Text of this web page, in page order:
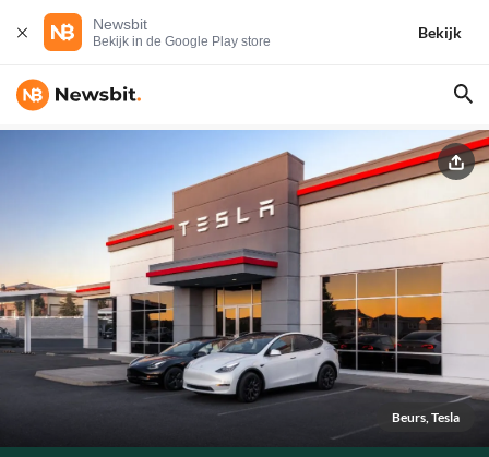
Newsbit
Bekijk in de Google Play store
Bekijk
Beurs, Tesla